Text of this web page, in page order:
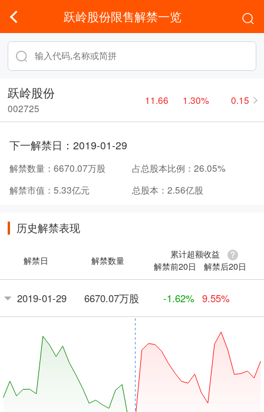
跃岭股份限售解禁一览
跃岭股份
002725
11.66 1.30% 0.15
下一解禁日： 2019-01-29
解禁数量： 6670.07万股 占总股本比例： 26.05%
解禁市值： 5.33亿元 总股本： 2.56亿股
历史解禁表现
解禁日 解禁数量
累计超额收益
解禁前20日
解禁后20日
2019-01-29 6670.07万股 -1.62% 9.55%